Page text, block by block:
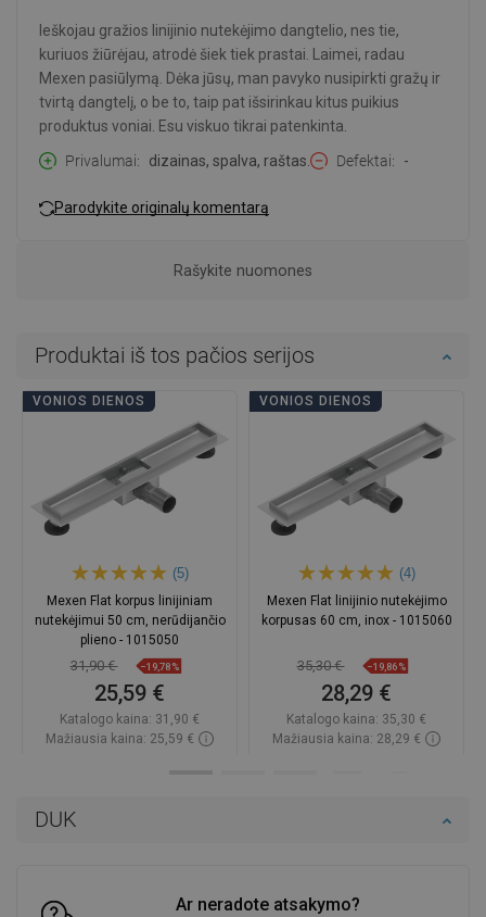
DUK
Ar neradote atsakymo?
Ieškojau gražios linijinio nutekėjimo dangtelio, nes tie,
kuriuos žiūrėjau, atrodė šiek tiek prastai. Laimei, radau
Mexen pasiūlymą. Dėka jūsų, man pavyko nusipirkti gražų ir
tvirtą dangtelį, o be to, taip pat išsirinkau kitus puikius
produktus voniai. Esu viskuo tikrai patenkinta.
Privalumai
dizainas, spalva, raštas. Defektai -
Parodykite originalų komentarą
Rašykite nuomones
Produktai iš tos pačios serijos
VONIOS DIENOS
(5)
Mexen Flat korpus linijiniam
nutekėjimui 50 cm, nerūdijančio
plieno - 1015050
31,90 € −19,78%
25,59 €
Katalogo kaina: 31,90 €
Mažiausia kaina: 25,59 €
VONIOS DIENOS
(4)
Mexen Flat linijinio nutekėjimo
korpusas 60 cm, inox - 1015060
35,30 € −19,86%
28,29 €
Katalogo kaina: 35,30 €
Mažiausia kaina: 28,29 €